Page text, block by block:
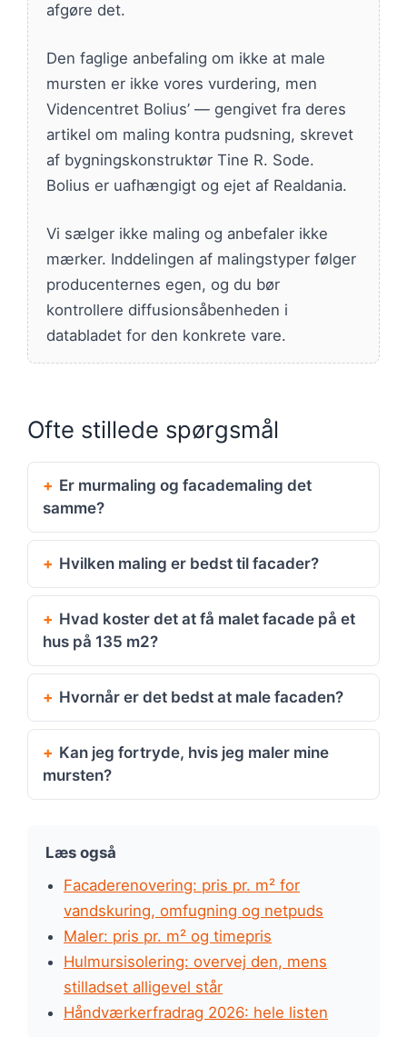
afgøre det.
Den faglige anbefaling om ikke at male
mursten er ikke vores vurdering, men
Videncentret Bolius’ — gengivet fra deres
artikel om maling kontra pudsning, skrevet
af bygningskonstruktør Tine R. Sode.
Bolius er uafhængigt og ejet af Realdania.
Vi sælger ikke maling og anbefaler ikke
mærker. Inddelingen af malingstyper følger
producenternes egen, og du bør
kontrollere diffusionsåbenheden i
databladet for den konkrete vare.
Ofte stillede spørgsmål
Er murmaling og facademaling det
samme?
Hvilken maling er bedst til facader?
Hvad koster det at få malet facade på et
hus på 135 m2?
Hvornår er det bedst at male facaden?
Kan jeg fortryde, hvis jeg maler mine
mursten?
Læs også
Facaderenovering: pris pr. m² for
vandskuring, omfugning og netpuds
Maler: pris pr. m² og timepris
Hulmursisolering: overvej den, mens
stilladset alligevel står
Håndværkerfradrag 2026: hele listen